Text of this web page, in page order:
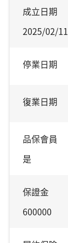
成立日期
2025/02/11
停業日期
復業日期
品保會員
是
保證金
600000